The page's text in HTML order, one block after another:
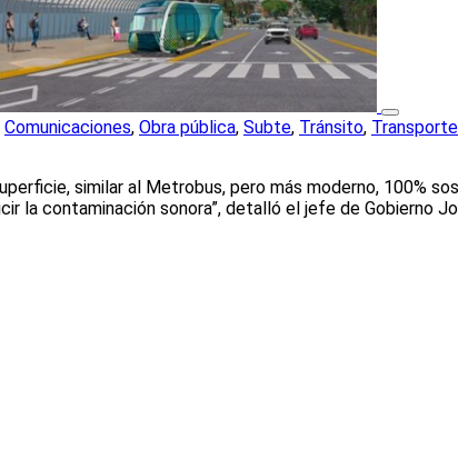
Comunicaciones, Obra pública, Subte, Tránsito, Transporte
similar al Metrobus, pero más moderno, 100%
la contaminación sonora”, detalló el jefe de Gobierno